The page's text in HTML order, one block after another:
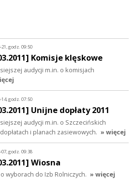
21, godz. 09:50
Komisje klęskowe
audycji m.in. o komisjach
14, godz. 07:50
Unijne dopłaty 2011
audycji m.in. o Szczecińskich
i planach zasiewowych. » więcej
07, godz. 09:38
Wiosna
wyborach do Izb Rolniczych. » więcej